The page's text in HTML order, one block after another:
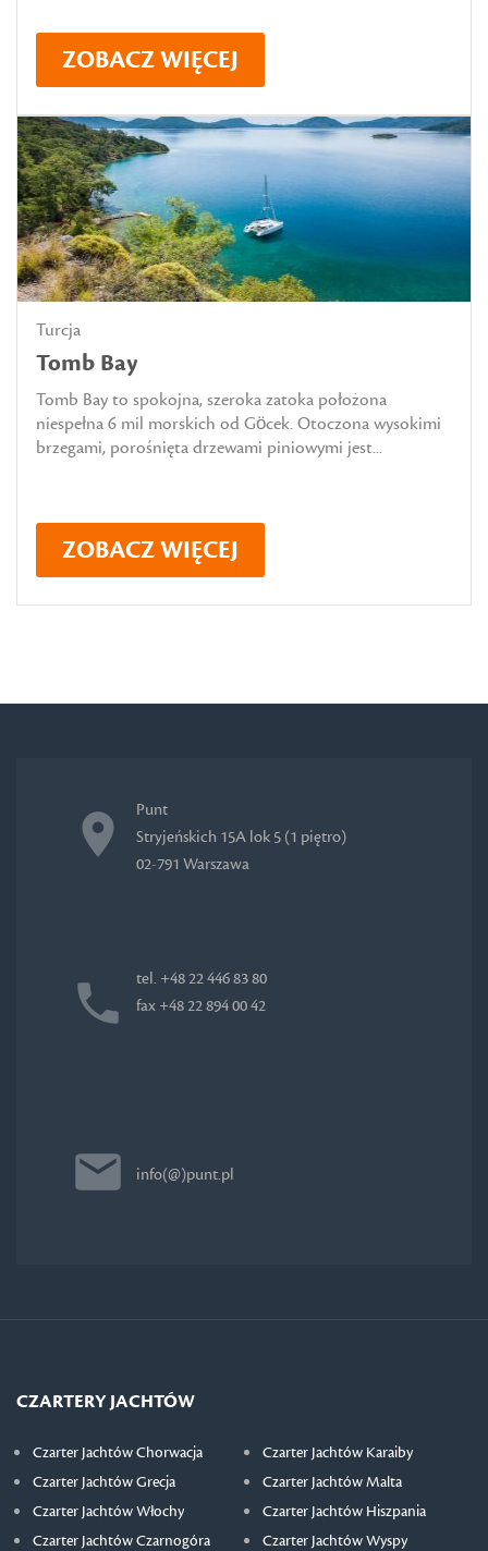
ZOBACZ WIĘCEJ
Turcja
Tomb Bay
Tomb Bay to spokojna, szeroka zatoka położona
niespełna 6 mil morskich od Göcek. Otoczona wysokimi
brzegami, porośnięta drzewami piniowymi jest...
ZOBACZ WIĘCEJ
Punt
Stryjeńskich 15A lok 5 (1 piętro)
02-791 Warszawa
tel. +48 22 446 83 80
fax +48 22 894 00 42
info(@)punt.pl
CZARTERY JACHTÓW
Czarter Jachtów Chorwacja
Czarter Jachtów Grecja
Czarter Jachtów Włochy
Czarter Jachtów Czarnogóra
Czarter Jachtów Karaiby
Czarter Jachtów Malta
Czarter Jachtów Hiszpania
Czarter Jachtów Wyspy